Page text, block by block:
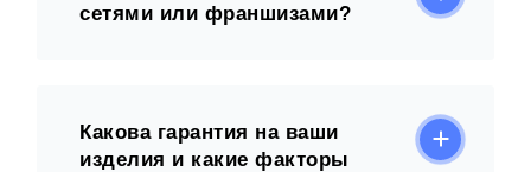
сетями или франшизами?
Какова гарантия на ваши
изделия и какие факторы